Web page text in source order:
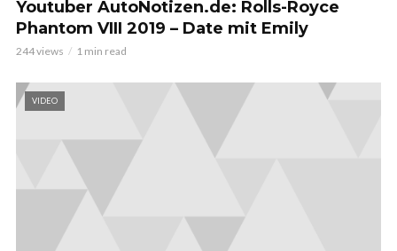
Youtuber AutoNotizen.de: Rolls-Royce
Phantom VIII 2019 – Date mit Emily
244 views 1 min read
VIDEO